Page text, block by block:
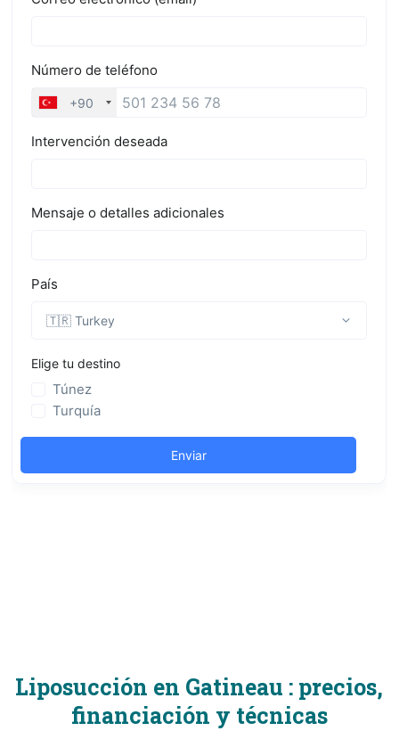
Liposucción en Gatineau : precios,
financiación y técnicas